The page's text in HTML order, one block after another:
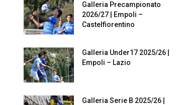
Galleria Precampionato
2026/27 | Empoli –
Castelfiorentino
Galleria Under17 2025/26 |
Empoli – Lazio
Galleria Serie B 2025/26 |